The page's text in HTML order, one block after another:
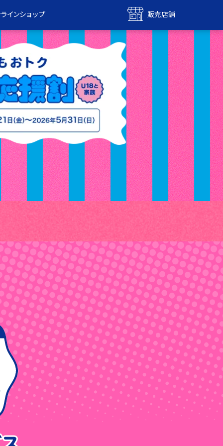
インショップ 販売店舗
ショップ
ショップ
UQ mobile
販売店舗
UQ WiMAX
販売店舗